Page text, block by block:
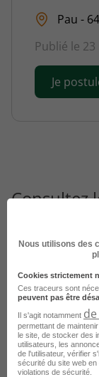
Pau - 64
Publié le
Je
Consultez
Emploi
Emploi
Emploi
Emploi
Nous utilisons des
Cookies strictement
Ces traceurs sont
peuvent pas être
Il s'agit notamment
permettant de
le site, de stocker des
utilisateurs, les
de l'utilisateur, vérifier
sécurité du site web
violations de sécurité.